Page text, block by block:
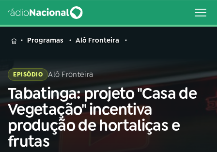
MENU
Buscar
na
Rádio
Nacional
Buscar
Programas Alô Fronteira
EPISÓDIO Alô Fronteira
Tabatinga: projeto "Casa de
Vegetação" incentiva
produção de hortaliças e
frutas